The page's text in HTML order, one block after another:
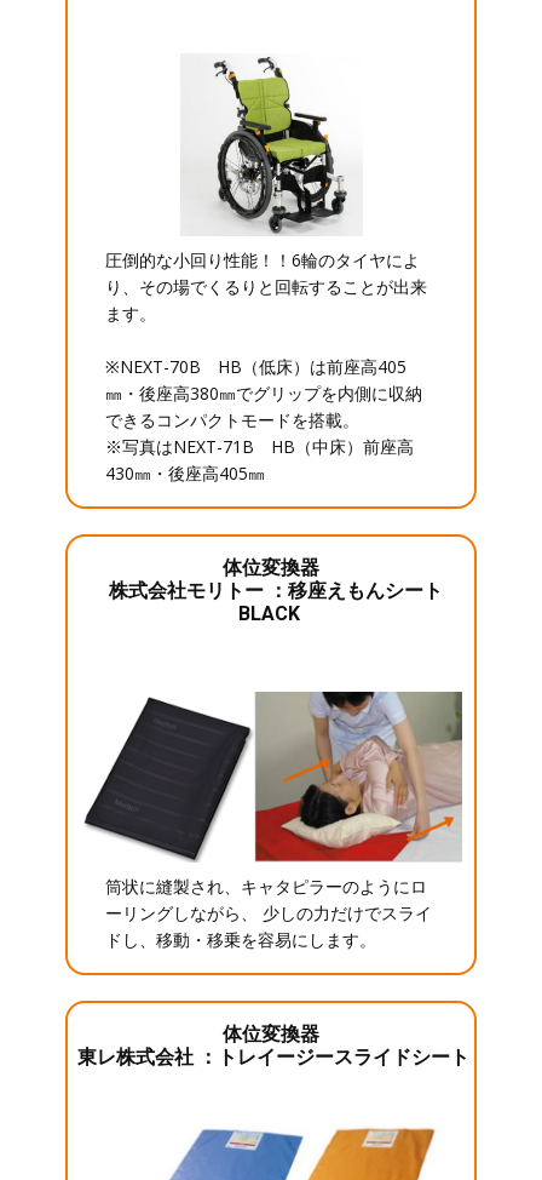
圧倒的な小回り性能！！6輪のタイヤによ
り、その場でくるりと回転することが出来
ます。
※NEXT-70B HB（低床）は前座高405
㎜・後座高380㎜でグリップを内側に収納
できるコンパクトモードを搭載。
※写真はNEXT-71B HB（中床）前座高
430㎜・後座高405㎜
体位変換器
株式会社モリトー ：移座えもんシート
BLACK
筒状に縫製され、キャタピラーのようにロ
ーリングしながら、 少しの力だけでスライ
ドし、移動・移乗を容易にします。
体位変換器
東レ株式会社 ：トレイージースライドシート